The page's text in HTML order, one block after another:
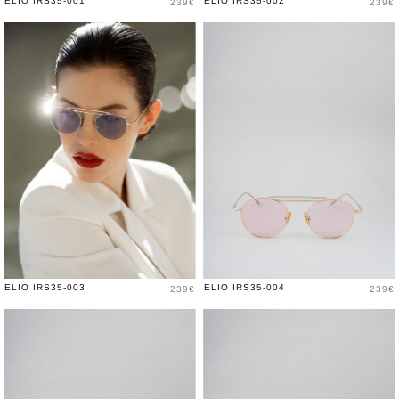
239€ 239€
ELIO IRS35-003 Prix
239€ ELIO IRS35-004 Prix
239€